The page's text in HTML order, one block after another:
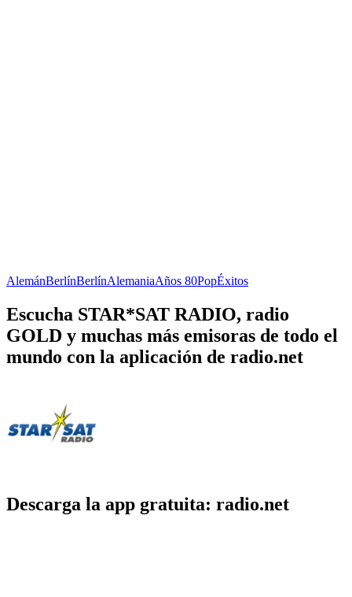
AlemánBerlínBerlínAlemaniaAños 80PopÉxitos
Escucha STAR*SAT RADIO, radio
GOLD y muchas más emisoras de todo el
mundo con la aplicación de radio.net
Descarga la app gratuita: radio.net